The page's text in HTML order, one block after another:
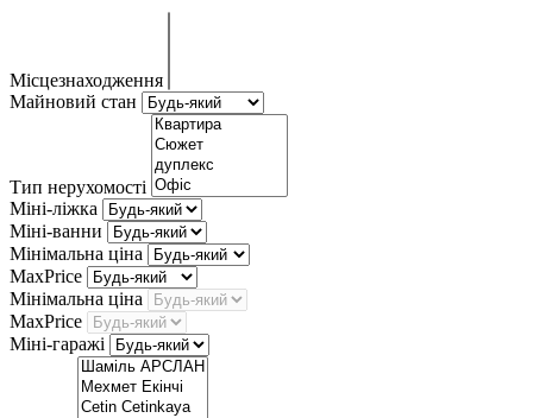
Місцезнаходження
Майновий стан
Тип нерухомості
Міні-ліжка
Міні-ванни
Мінімальна ціна
MaxPrice
Мінімальна ціна
MaxPrice
Міні-гаражі